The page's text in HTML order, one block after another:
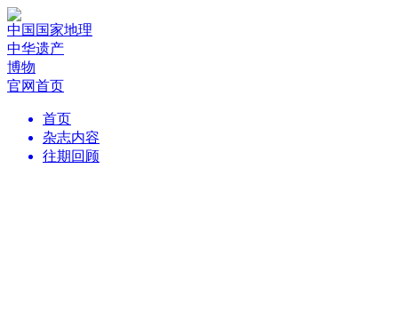
中国国家地理
中华遗产
博物
官网首页
首页
杂志内容
往期回顾